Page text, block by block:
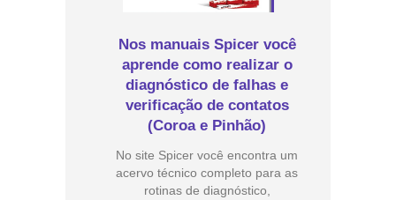
Nos manuais Spicer você
aprende como realizar o
diagnóstico de falhas e
verificação de contatos
(Coroa e Pinhão)
No site Spicer você encontra um
acervo técnico completo para as
rotinas de diagnóstico,